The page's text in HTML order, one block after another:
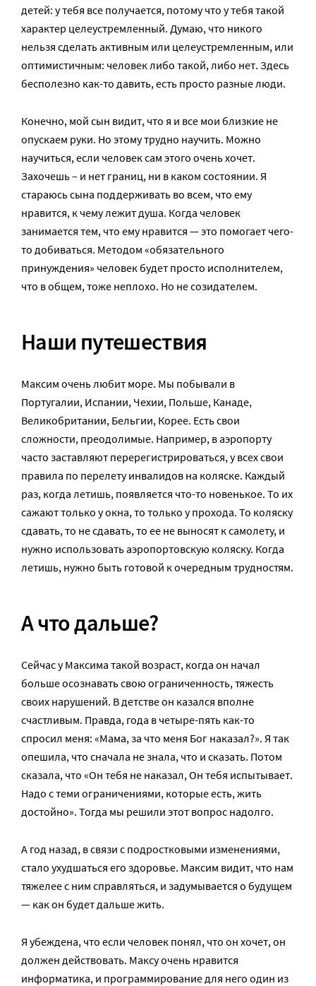
детей: у тебя все получается, потому что у тебя такой
характер целеустремленный. Думаю, что никого
нельзя сделать активным или целеустремленным, или
оптимистичным: человек либо такой, либо нет. Здесь
бесполезно как-то давить, есть просто разные люди.
Конечно, мой сын видит, что я и все мои близкие не
опускаем руки. Но этому трудно научить. Можно
научиться, если человек сам этого очень хочет.
Захочешь – и нет границ, ни в каком состоянии. Я
стараюсь сына поддерживать во всем, что ему
нравится, к чему лежит душа. Когда человек
занимается тем, что ему нравится — это помогает чего-
то добиваться. Методом «обязательного
принуждения» человек будет просто исполнителем,
что в общем, тоже неплохо. Но не созидателем.
Наши путешествия
Максим очень любит море. Мы побывали в
Португалии, Испании, Чехии, Польше, Канаде,
Великобритании, Бельгии, Корее. Есть свои
сложности, преодолимые. Например, в аэропорту
часто заставляют перерегистрироваться, у всех свои
правила по перелету инвалидов на коляске. Каждый
раз, когда летишь, появляется что-то новенькое. То их
сажают только у окна, то только у прохода. То коляску
сдавать, то не сдавать, то ее не выносят к самолету, и
нужно использовать аэропортовскую коляску. Когда
летишь, нужно быть готовой к очередным трудностям.
А что дальше?
Сейчас у Максима такой возраст, когда он начал
больше осознавать свою ограниченность, тяжесть
своих нарушений. В детстве он казался вполне
счастливым. Правда, года в четыре-пять как-то
спросил меня: «Мама, за что меня Бог наказал?». Я так
опешила, что сначала не знала, что и сказать. Потом
сказала, что «Он тебя не наказал, Он тебя испытывает.
Надо с теми ограничениями, которые есть, жить
достойно». Тогда мы решили этот вопрос надолго.
А год назад, в связи с подростковыми изменениями,
стало ухудшаться его здоровье. Максим видит, что нам
тяжелее с ним справляться, и задумывается о будущем
— как он будет дальше жить.
Я убеждена, что если человек понял, что он хочет, он
должен действовать. Максу очень нравится
информатика, и программирование для него один из